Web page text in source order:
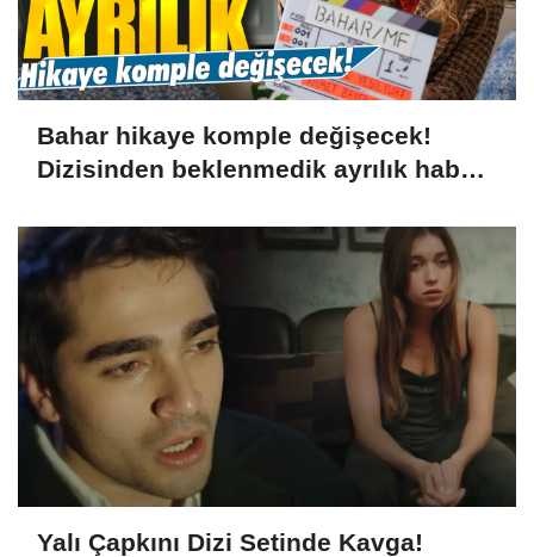
Bahar hikaye komple değişecek!
Dizisinden beklenmedik ayrılık haberi
Yalı Çapkını Dizi Setinde Kavga!